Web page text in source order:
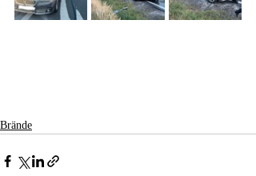
Brände